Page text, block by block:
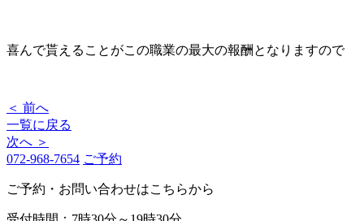
喜んで貰えることがこの職業の最大の報酬となりますので
＜ 前へ
一覧に戻る
次へ ＞
072-968-7654 ご予約
ご予約・お問い合わせはこちらから